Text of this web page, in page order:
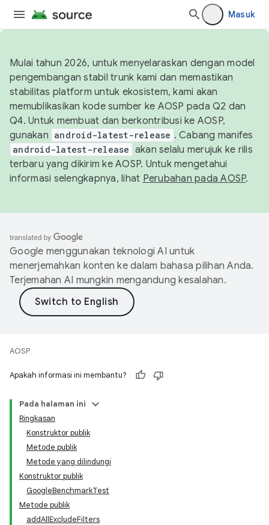
Masuk
Mulai tahun 2026, untuk menyelaraskan dengan model
pengembangan stabil trunk kami dan memastikan
stabilitas platform untuk ekosistem, kami akan
memublikasikan kode sumber ke AOSP pada Q2 dan
Q4. Untuk membuat dan berkontribusi ke AOSP,
gunakan android-latest-release . Cabang manifes
android-latest-release akan selalu merujuk ke rilis
terbaru yang dikirim ke AOSP. Untuk mengetahui
informasi selengkapnya, lihat Perubahan pada AOSP.
Google menggunakan teknologi AI untuk
menerjemahkan konten ke dalam bahasa pilihan Anda.
Terjemahan AI mungkin mengandung kesalahan.
AOSP
Apakah informasi ini membantu?
Pada halaman ini
Ringkasan
Konstruktor publik
Metode publik
Metode yang dilindungi
Konstruktor publik
GoogleBenchmarkTest
Metode publik
addAllExcludeFilters